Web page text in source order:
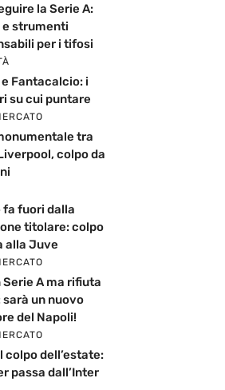
la Serie A:
e strumenti
per i tifosi
Fantacalcio: i
su cui puntare
tra
colpo da
fa fuori dalla
titolare: colpo
alla Juve
Serie A ma rifiuta
sarà un nuovo
del Napoli!
colpo dell’estate:
passa dall’Inter